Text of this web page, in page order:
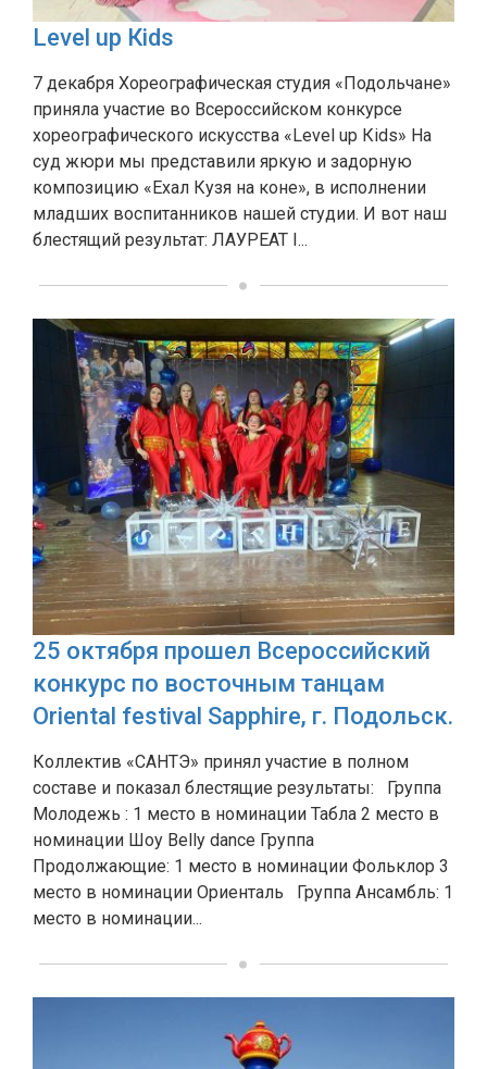
Level up Кids
7 декабря Хореографическая студия «Подольчане»
приняла участие во Всероссийском конкурсе
хореографического искусства «Level up Кids» На
суд жюри мы представили яркую и задорную
композицию «Ехал Кузя на коне», в исполнении
младших воспитанников нашей студии. И вот наш
блестящий результат: ЛАУРЕАТ I...
25 октября прошел Всероссийский
конкурс по восточным танцам
Oriental festival Sapphire, г. Подольск.
Коллектив «САНТЭ» принял участие в полном
составе и показал блестящие результаты: Группа
Молодежь : 1 место в номинации Табла 2 место в
номинации Шоу Belly dance Группа
Продолжающие: 1 место в номинации Фольклор 3
место в номинации Ориенталь Группа Ансамбль: 1
место в номинации...